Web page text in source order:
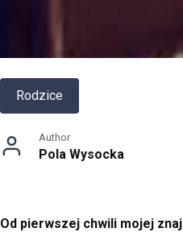
Rodzice
Author
Pola Wysocka
Od pierwszej chwili mojej